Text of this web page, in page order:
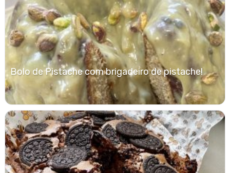
Bolo de Pistache com brigadeiro de pistache!